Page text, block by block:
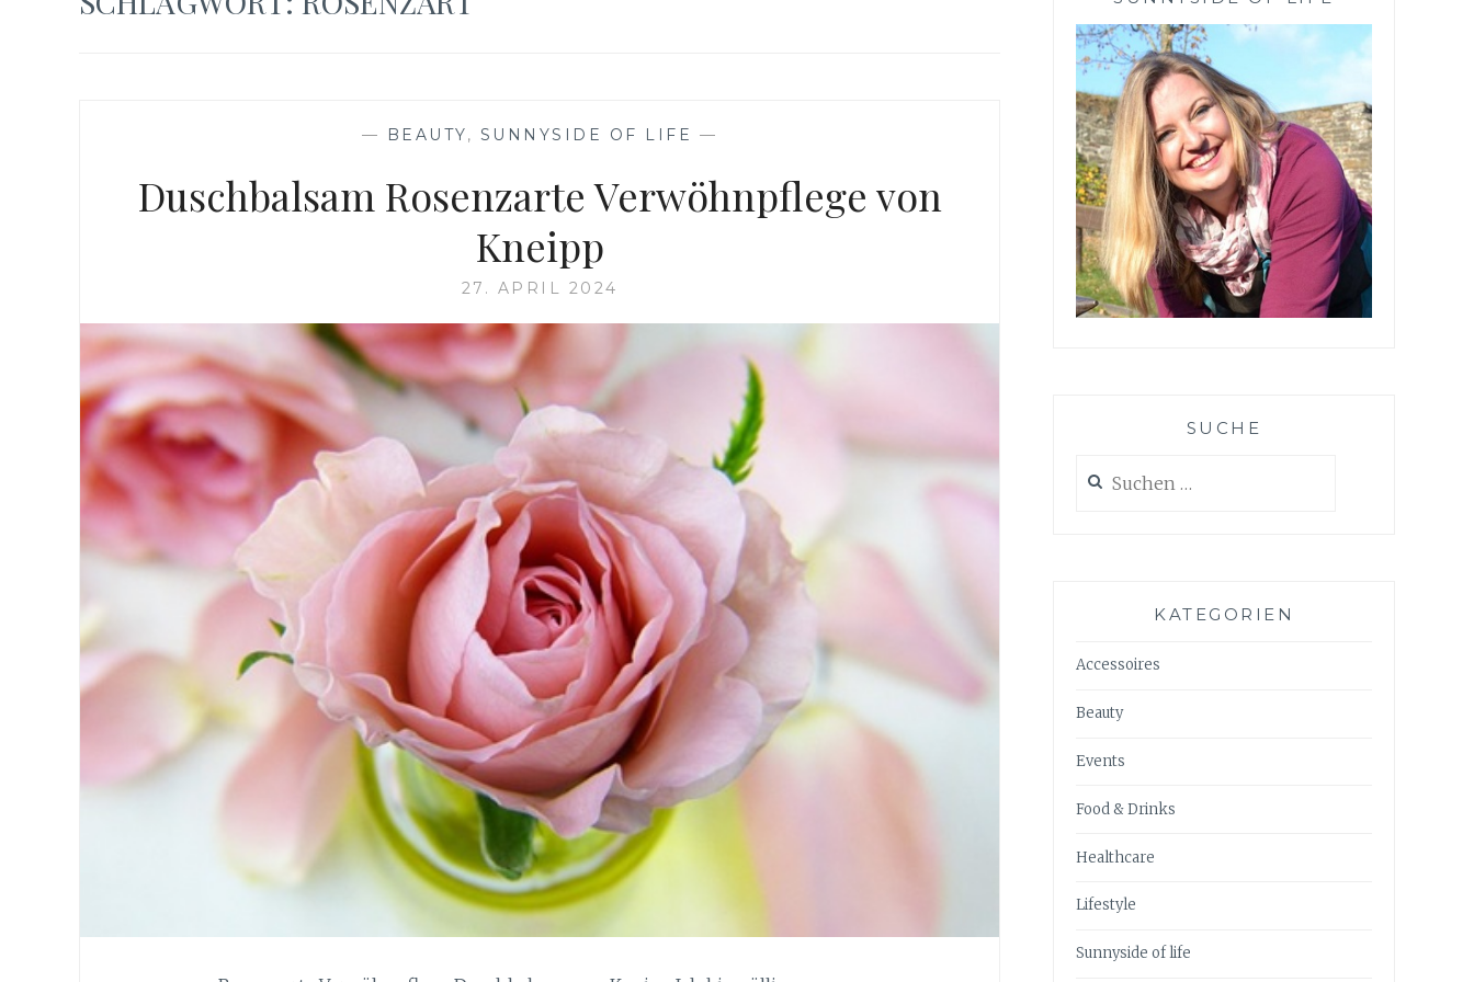
— BEAUTY, SUNNYSIDE OF LIFE —
Duschbalsam Rosenzarte Verwöhnpflege von
Kneipp
27. APRIL 2024
SUCHE
nach:
KATEGORIEN
Accessoires
Beauty
Events
Food & Drinks
Healthcare
Lifestyle
Sunnyside of life